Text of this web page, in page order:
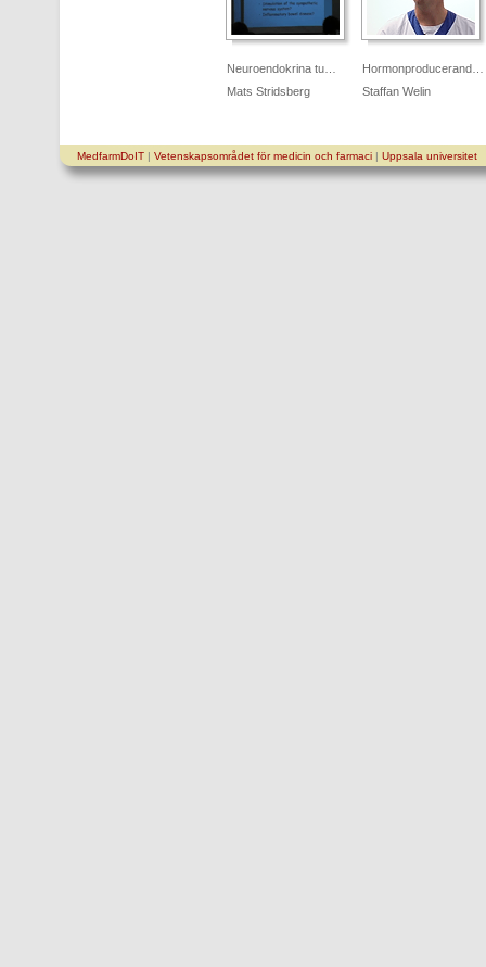
Neuroendokrina tu…
Mats Stridsberg
Hormonproducerand…
Staffan Welin
MedfarmDoIT| Vetenskapsområdet för medicin och farmaci| Uppsala universitet